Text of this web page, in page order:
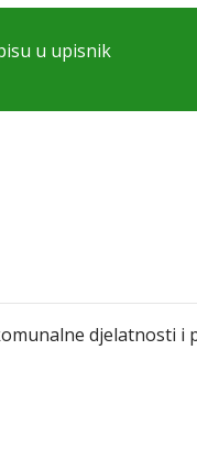
u upisnik
djelatnosti i